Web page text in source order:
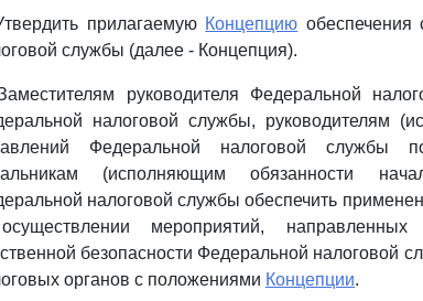
прилагаемую Концепцию обеспечения
службы (далее - Концепция).
руководителя Федеральной
налоговой службы, руководителям
Федеральной налоговой службы
(исполняющим обязанности
налоговой службы обеспечить
мероприятий, направленных
безопасности Федеральной налоговой
органов с положениями Концепции.